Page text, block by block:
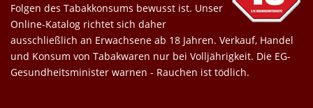
Folgen des Tabakkonsums bewusst ist. Unser
Online-Katalog richtet sich daher
ausschließlich an Erwachsene ab 18 Jahren. Verkauf, Handel
und Konsum von Tabakwaren nur bei Volljährigkeit. Die EG-
Gesundheitsminister warnen - Rauchen ist tödlich.